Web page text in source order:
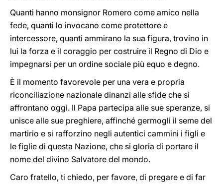
Quanti hanno monsignor Romero come amico nella
fede, quanti lo invocano come protettore e
intercessore, quanti ammirano la sua figura, trovino in
lui la forza e il coraggio per costruire il Regno di Dio e
impegnarsi per un ordine sociale più equo e degno.
È il momento favorevole per una vera e propria
riconciliazione nazionale dinanzi alle sfide che si
affrontano oggi. Il Papa partecipa alle sue speranze, si
unisce alle sue preghiere, affinché germogli il seme del
martirio e si rafforzino negli autentici cammini i figli e
le figlie di questa Nazione, che si gloria di portare il
nome del divino Salvatore del mondo.
Caro fratello, ti chiedo, per favore, di pregare e di far